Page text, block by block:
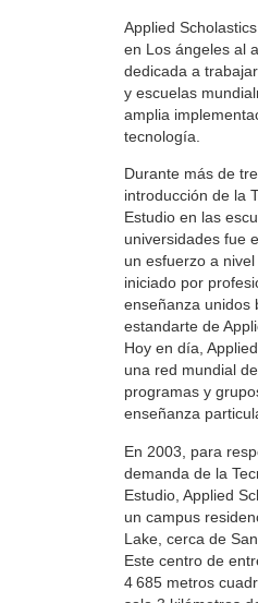
Applied
en Los ángeles al
dedicada a
y escuelas
amplia
tecnología.
Durante más de
introducción de la
Estudio en las
universidades fue
un esfuerzo a
iniciado por
enseñanza unidos
estandarte de
Hoy en día,
una red mundial
programas y
enseñanza
En 2003, para
demanda de la
Estudio, Applied
un campus
Lake, cerca de
Este centro de
4 685 metros